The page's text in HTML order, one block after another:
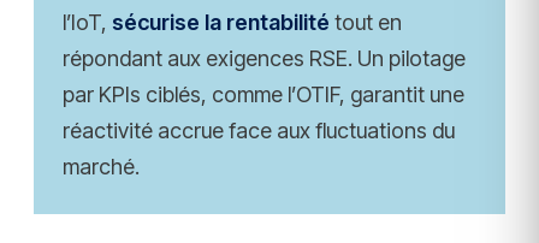
l’IoT, sécurise la rentabilité tout en
répondant aux exigences RSE. Un pilotage
par KPIs ciblés, comme l’OTIF, garantit une
réactivité accrue face aux fluctuations du
marché.